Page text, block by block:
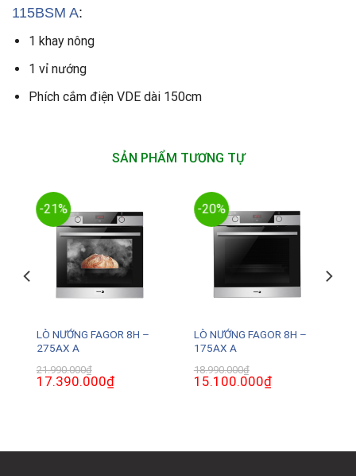
115BSM A:
1 khay nông
1 vỉ nướng
Phích cắm điện VDE dài 150cm
SẢN PHẨM TƯƠNG TỰ
-21%
LÒ NƯỚNG FAGOR 8H –
275AX A
21.990.000₫
Giá
gốc
17.390.000₫Giá
hiện
-20%
LÒ NƯỚNG FAGOR 8H –
175AX A
18.990.000₫
Giá
gốc
15.100.000₫Giá
hiện